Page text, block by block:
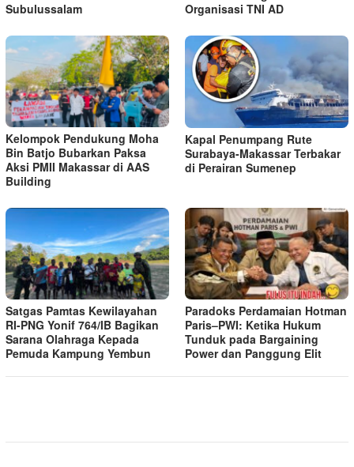
Subulussalam
Organisasi TNI AD
Kelompok Pendukung Moha
Bin Batjo Bubarkan Paksa
Aksi PMII Makassar di AAS
Building
Kapal Penumpang Rute
Surabaya-Makassar Terbakar
di Perairan Sumenep
Satgas Pamtas Kewilayahan
RI-PNG Yonif 764/IB Bagikan
Sarana Olahraga Kepada
Pemuda Kampung Yembun
Paradoks Perdamaian Hotman
Paris–PWI: Ketika Hukum
Tunduk pada Bargaining
Power dan Panggung Elit